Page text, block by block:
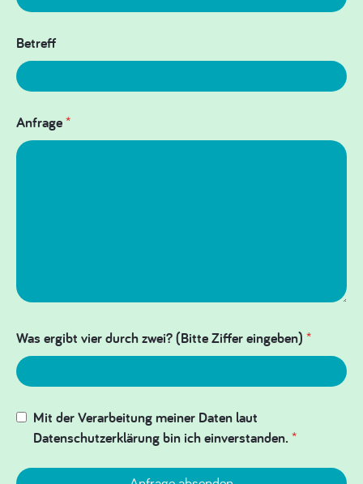
Betreff
Anfrage*
Was ergibt vier durch zwei? (Bitte Ziffer eingeben) *
Mit der Verarbeitung meiner Daten laut
Datenschutzerklärung bin ich einverstanden. *